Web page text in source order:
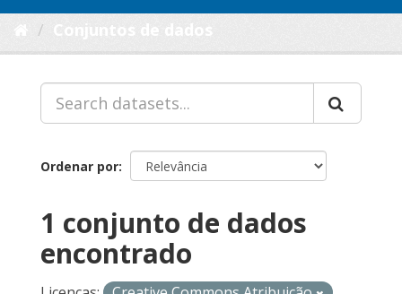
Ordenar por
1 conjunto de dados
encontrado